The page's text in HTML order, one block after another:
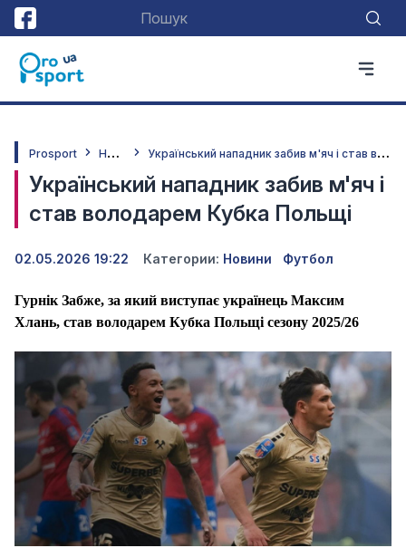
Prosport Н
овини У
країнський нападник забив м'яч і став володарем Кубка Польщі
Український нападник забив м'яч і
став володарем Кубка Польщі
02.05.2026 19:22 Категории: Новини Футбол
Гурнік Забже, за який виступає українець Максим
Хлань, став володарем Кубка Польщі сезону 2025/26